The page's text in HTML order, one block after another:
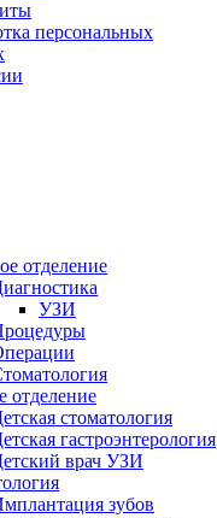
персональных
отделение
УЗИ
отделение
стоматология
гастроэнтерология
врач УЗИ
зубов